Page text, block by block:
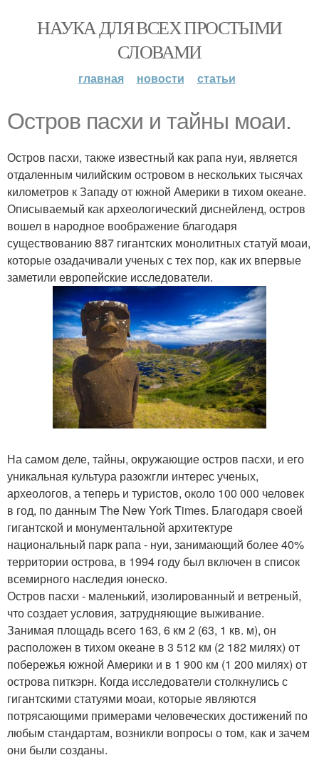
НАУКА ДЛЯ ВСЕХ ПРОСТЫМИ
СЛОВАМИ
главная новости статьи
Остров пасхи и тайны моаи.
Остров пасхи, также известный как рапа нуи, является
отдаленным чилийским островом в нескольких тысячах
километров к Западу от южной Америки в тихом океане.
Описываемый как археологический диснейленд, остров
вошел в народное воображение благодаря
существованию 887 гигантских монолитных статуй моаи,
которые озадачивали ученых с тех пор, как их впервые
заметили европейские исследователи.
На самом деле, тайны, окружающие остров пасхи, и его
уникальная культура разожгли интерес ученых,
археологов, а теперь и туристов, около 100 000 человек
в год, по данным The New York Times. Благодаря своей
гигантской и монументальной архитектуре
национальный парк рапа - нуи, занимающий более 40%
территории острова, в 1994 году был включен в список
всемирного наследия юнеско.
Остров пасхи - маленький, изолированный и ветреный,
что создает условия, затрудняющие выживание.
Занимая площадь всего 163, 6 км 2 (63, 1 кв. м), он
расположен в тихом океане в 3 512 км (2 182 милях) от
побережья южной Америки и в 1 900 км (1 200 милях) от
острова питкэрн. Когда исследователи столкнулись с
гигантскими статуями моаи, которые являются
потрясающими примерами человеческих достижений по
любым стандартам, возникли вопросы о том, как и зачем
они были созданы.